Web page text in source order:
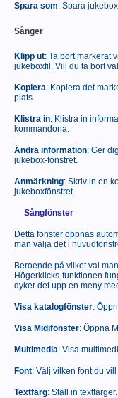
Spara som: Spara
Sånger
Klipp ut: Ta bort markerat
jukeboxfil. Vill du ta bort
Kopiera: Kopiera det
plats.
Klistra in: Klistra in
kommandona.
Ändra information: Ger
jukebox-fönstret.
Anmärkning: Skriv in en
jukeboxfönstret.
Sångfönster
Detta fönster öppnas
man välja det i
Beroende på vilket val
Högerklicks-funktionen
dyker det upp en meny
Visa katalogfönster:
Visa Midifönster: Öppna
Multimedia: Visa
Font: Välj vilken font du
Textfärg: Ställ in textfärger.